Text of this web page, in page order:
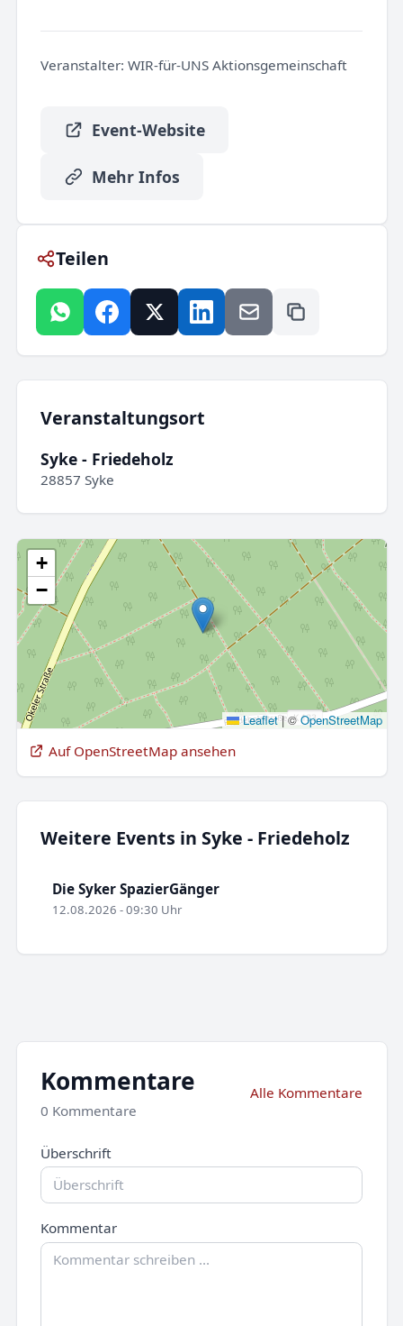
Veranstalter: WIR-für-UNS Aktionsgemeinschaft
Event-Website
Mehr Infos
Teilen
Veranstaltungsort
Syke - Friedeholz
28857 Syke
+
−
Leaflet |©OpenStreetMap
Auf OpenStreetMap ansehen
Weitere Events in Syke - Friedeholz
Die Syker SpazierGänger
12.08.2026 - 09:30 Uhr
Kommentare
0 Kommentare
Alle Kommentare
Überschrift
Kommentar